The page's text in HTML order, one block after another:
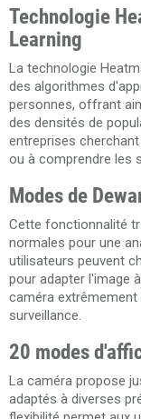
Technologie
Learning
La technologie
des algorithmes
personnes, offrant
des densités de
entreprises
ou à comprendre les
Modes de
Cette fonctionnalité
normales pour une
utilisateurs peuvent
pour adapter l'image
caméra extrêmement
surveillance.
20 modes
La caméra propose
adaptés à diverses